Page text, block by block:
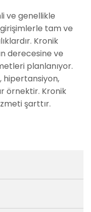
ve genellikle
tam ve
Kronik
derecesine ve
planlanıyor.
hipertansiyon,
örnektir. Kronik
şarttır.